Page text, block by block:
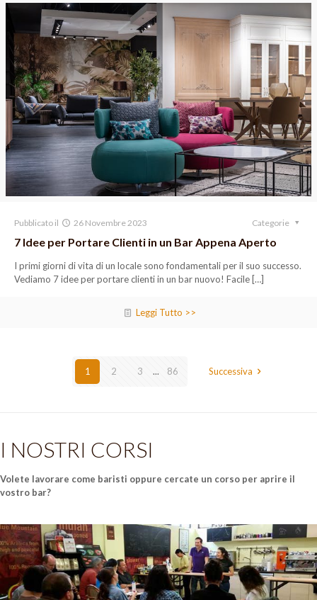
Pubblicato il 26 Novembre 2023 Categorie
7 Idee per Portare Clienti in un Bar Appena Aperto
I primi giorni di vita di un locale sono fondamentali per il suo successo.
Vediamo 7 idee per portare clienti in un bar nuovo! Facile […]
Leggi Tutto >>
1 2 3 ... 86 Successiva
I NOSTRI CORSI
Volete lavorare come baristi oppure cercate un corso per aprire il
vostro bar?